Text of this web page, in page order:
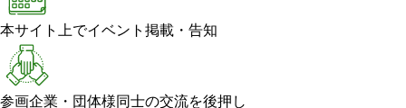
本サイト上でイベント掲載・告知
参画企業・団体様同士の交流を後押し